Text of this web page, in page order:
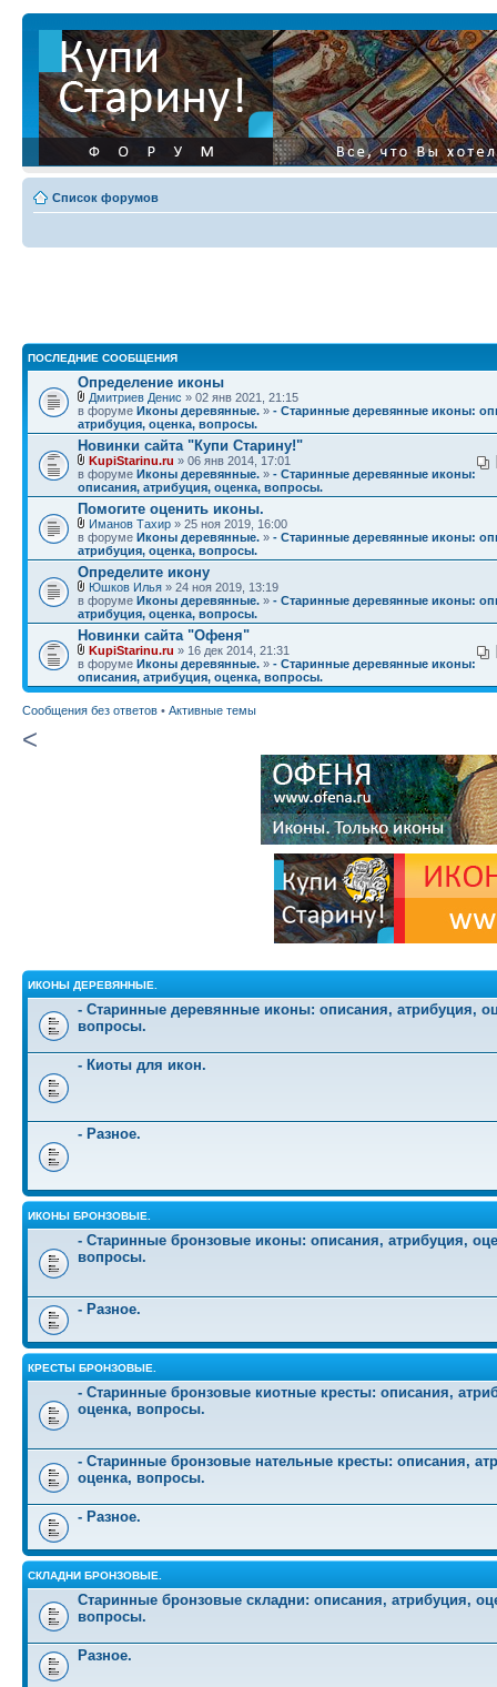
Список форумов
ПОСЛЕДНИЕ СООБЩЕНИЯ
Определение иконы
Дмитриев Денис » 02 янв 2021, 21:15
в форуме Иконы деревянные. » - Старинные деревянные иконы:
атрибуция, оценка, вопросы.
Новинки сайта "Купи Старину!"
KupiStarinu.ru » 06 янв 2014, 17:01
в форуме Иконы деревянные. » - Старинные деревянные иконы:
описания, атрибуция, оценка, вопросы.
Помогите оценить иконы.
Иманов Тахир » 25 ноя 2019, 16:00
в форуме Иконы деревянные. » - Старинные деревянные иконы:
атрибуция, оценка, вопросы.
Определите икону
Юшков Илья » 24 ноя 2019, 13:19
в форуме Иконы деревянные. » - Старинные деревянные иконы:
атрибуция, оценка, вопросы.
Новинки сайта "Офеня"
KupiStarinu.ru » 16 дек 2014, 21:31
в форуме Иконы деревянные. » - Старинные деревянные иконы:
описания, атрибуция, оценка, вопросы.
Сообщения без ответов • Активные темы
<
ИКОНЫ ДЕРЕВЯННЫЕ.
- Старинные деревянные иконы: описания, атрибуция,
вопросы.
- Киоты для икон.
- Разное.
ИКОНЫ БРОНЗОВЫЕ.
- Старинные бронзовые иконы: описания, атрибуция,
вопросы.
- Разное.
КРЕСТЫ БРОНЗОВЫЕ.
- Старинные бронзовые киотные кресты: описания,
оценка, вопросы.
- Старинные бронзовые нательные кресты: описания,
оценка, вопросы.
- Разное.
СКЛАДНИ БРОНЗОВЫЕ.
Старинные бронзовые складни: описания, атрибуция,
вопросы.
Разное.